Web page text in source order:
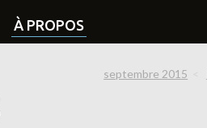
À PROPOS
septembre 2015